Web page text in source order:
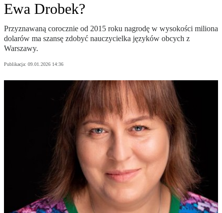
Ewa Drobek?
Przyznawaną corocznie od 2015 roku nagrodę w wysokości miliona
dolarów ma szansę zdobyć nauczycielka języków obcych z
Warszawy.
Publikacja: 09.01.2026 14:36